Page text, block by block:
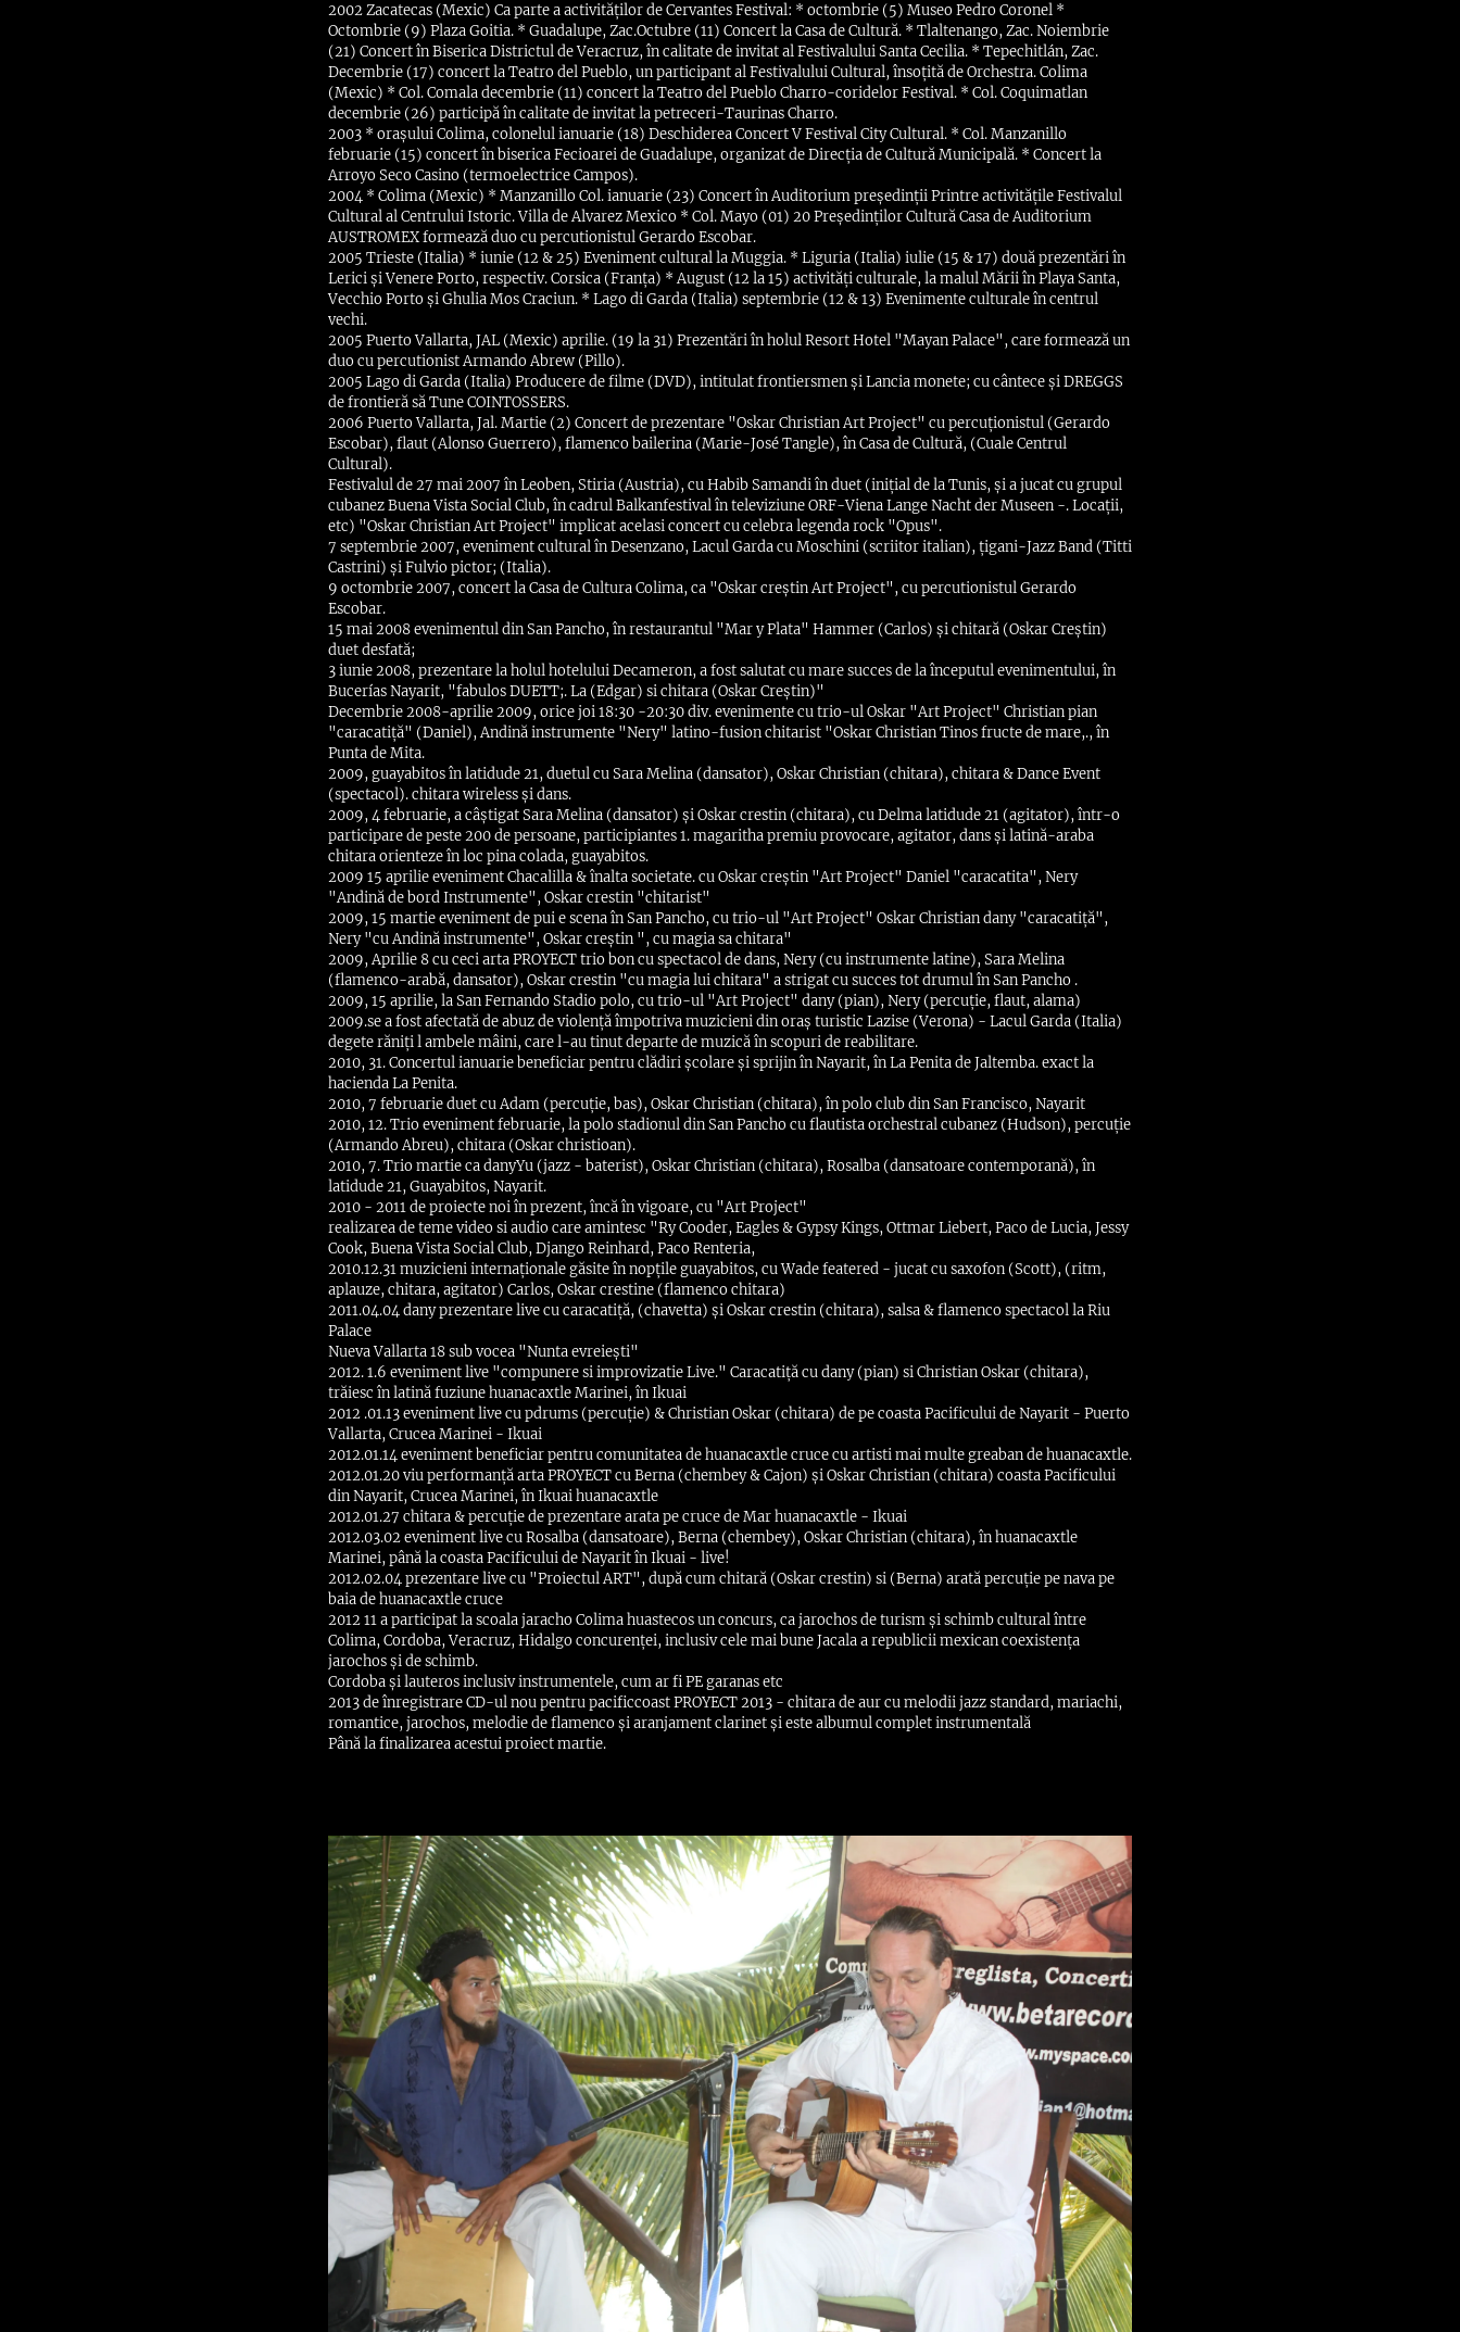
2002 Zacatecas (Mexic) Ca parte a activităților de Cervantes Festival: * octombrie (5) Museo Pedro Coronel *
Octombrie (9) Plaza Goitia. * Guadalupe, Zac.Octubre (11) Concert la Casa de Cultură. * Tlaltenango, Zac. Noiembrie
(21) Concert în Biserica Districtul de Veracruz, în calitate de invitat al Festivalului Santa Cecilia. * Tepechitlán, Zac.
Decembrie (17) concert la Teatro del Pueblo, un participant al Festivalului Cultural, însoțită de Orchestra. Colima
(Mexic) * Col. Comala decembrie (11) concert la Teatro del Pueblo Charro-coridelor Festival. * Col. Coquimatlan
decembrie (26) participă în calitate de invitat la petreceri-Taurinas Charro.
2003 * orașului Colima, colonelul ianuarie (18) Deschiderea Concert V Festival City Cultural. * Col. Manzanillo
februarie (15) concert în biserica Fecioarei de Guadalupe, organizat de Direcția de Cultură Municipală. * Concert la
Arroyo Seco Casino (termoelectrice Campos).
2004 * Colima (Mexic) * Manzanillo Col. ianuarie (23) Concert în Auditorium președinții Printre activitățile Festivalul
Cultural al Centrului Istoric. Villa de Alvarez Mexico * Col. Mayo (01) 20 Președinților Cultură Casa de Auditorium
AUSTROMEX formează duo cu percutionistul Gerardo Escobar.
2005 Trieste (Italia) * iunie (12 & 25) Eveniment cultural la Muggia. * Liguria (Italia) iulie (15 & 17) două prezentări în
Lerici și Venere Porto, respectiv. Corsica (Franța) * August (12 la 15) activități culturale, la malul Mării în Playa Santa,
Vecchio Porto și Ghulia Mos Craciun. * Lago di Garda (Italia) septembrie (12 & 13) Evenimente culturale în centrul
vechi.
2005 Puerto Vallarta, JAL (Mexic) aprilie. (19 la 31) Prezentări în holul Resort Hotel "Mayan Palace", care formează un
duo cu percutionist Armando Abrew (Pillo).
2005 Lago di Garda (Italia) Producere de filme (DVD), intitulat frontiersmen și Lancia monete; cu cântece și DREGGS
de frontieră să Tune COINTOSSERS.
2006 Puerto Vallarta, Jal. Martie (2) Concert de prezentare "Oskar Christian Art Project" cu percuționistul (Gerardo
Escobar), flaut (Alonso Guerrero), flamenco bailerina (Marie-José Tangle), în Casa de Cultură, (Cuale Centrul
Cultural).
Festivalul de 27 mai 2007 în Leoben, Stiria (Austria), cu Habib Samandi în duet (inițial de la Tunis, și a jucat cu grupul
cubanez Buena Vista Social Club, în ​​cadrul Balkanfestival în televiziune ORF-Viena Lange Nacht der Museen -. Locații,
etc) "Oskar Christian Art Project" implicat acelasi concert cu celebra legenda rock "Opus".
7 septembrie 2007, eveniment cultural în Desenzano, Lacul Garda cu Moschini (scriitor italian), țigani-Jazz Band (Titti
Castrini) și Fulvio pictor; (Italia).
9 octombrie 2007, concert la Casa de Cultura Colima, ca "Oskar creștin Art Project", cu percutionistul Gerardo
Escobar.
15 mai 2008 evenimentul din San Pancho, în restaurantul "Mar y Plata" Hammer (Carlos) și chitară (Oskar Creștin)
duet desfată;
3 iunie 2008, prezentare la holul hotelului Decameron, a fost salutat cu mare succes de la începutul evenimentului, în
Bucerías Nayarit, "fabulos DUETT;. La (Edgar) si chitara (Oskar Creștin)"
Decembrie 2008-aprilie 2009, orice joi 18:30 -20:30 div. evenimente cu trio-ul Oskar "Art Project" Christian pian
"caracatiță" (Daniel), Andină instrumente "Nery" latino-fusion chitarist "Oskar Christian Tinos fructe de mare,., în
Punta de Mita.
2009, guayabitos în latidude 21, duetul cu Sara Melina (dansator), Oskar Christian (chitara), chitara & Dance Event
(spectacol). chitara wireless și dans.
2009, 4 februarie, a câștigat Sara Melina (dansator) și Oskar crestin (chitara), cu Delma latidude 21 (agitator), într-o
participare de peste 200 de persoane, participiantes 1. magaritha premiu provocare, agitator, dans și latină-araba
chitara orienteze în loc pina colada, guayabitos.
2009 15 aprilie eveniment Chacalilla & înalta societate. cu Oskar creștin "Art Project" Daniel "caracatita", Nery
"Andină de bord Instrumente", Oskar crestin "chitarist"
2009, 15 martie eveniment de pui e scena în San Pancho, cu trio-ul "Art Project" Oskar Christian dany "caracatiță",
Nery "cu Andină instrumente", Oskar creștin ", cu magia sa chitara"
2009, Aprilie 8 cu ceci arta PROYECT trio bon cu spectacol de dans, Nery (cu instrumente latine), Sara Melina
(flamenco-arabă, dansator), Oskar crestin "cu magia lui chitara" a strigat cu succes tot drumul în San Pancho .
2009, 15 aprilie, la San Fernando Stadio polo, cu trio-ul "Art Project" dany (pian), Nery (percuție, flaut, alama)
2009.se a fost afectată de abuz de violență împotriva muzicieni din oraș turistic Lazise (Verona) - Lacul Garda (Italia)
degete răniți l ambele mâini, care l-au tinut departe de muzică în scopuri de reabilitare.
2010, 31. Concertul ianuarie beneficiar pentru clădiri școlare și sprijin în Nayarit, în La Penita de Jaltemba. exact la
hacienda La Penita.
2010, 7 februarie duet cu Adam (percuție, bas), Oskar Christian (chitara), în polo club din San Francisco, Nayarit
2010, 12. Trio eveniment februarie, la polo stadionul din San Pancho cu flautista orchestral cubanez (Hudson), percuție
(Armando Abreu), chitara (Oskar christioan).
2010, 7. Trio martie ca danyYu (jazz - baterist), Oskar Christian (chitara), Rosalba (dansatoare contemporană), în
latidude 21, Guayabitos, Nayarit.
2010 - 2011 de proiecte noi în prezent, încă în vigoare, cu "Art Project"
realizarea de teme video si audio care amintesc "Ry Cooder, Eagles & Gypsy Kings, Ottmar Liebert, Paco de Lucia, Jessy
Cook, Buena Vista Social Club, Django Reinhard, Paco Renteria,
2010.12.31 muzicieni internaționale găsite în nopțile guayabitos, cu Wade featered - jucat cu saxofon (Scott), (ritm,
aplauze, chitara, agitator) Carlos, Oskar crestine (flamenco chitara)
2011.04.04 dany prezentare live cu caracatiță, (chavetta) și Oskar crestin (chitara), salsa & flamenco spectacol la Riu
Palace
Nueva Vallarta 18 sub vocea "Nunta evreiești"
2012. 1.6 eveniment live "compunere si improvizatie Live." Caracatiță cu dany (pian) si Christian Oskar (chitara),
trăiesc în latină fuziune huanacaxtle Marinei, în Ikuai
2012 .01.13 eveniment live cu pdrums (percuție) & Christian Oskar (chitara) de pe coasta Pacificului de Nayarit - Puerto
Vallarta, Crucea Marinei - Ikuai
2012.01.14 eveniment beneficiar pentru comunitatea de huanacaxtle cruce cu artisti mai multe greaban de huanacaxtle.
2012.01.20 viu performanță arta PROYECT cu Berna (chembey & Cajon) și Oskar Christian (chitara) coasta Pacificului
din Nayarit, Crucea Marinei, în Ikuai huanacaxtle
2012.01.27 chitara & percuție de prezentare arata pe cruce de Mar huanacaxtle - Ikuai
2012.03.02 eveniment live cu Rosalba (dansatoare), Berna (chembey), Oskar Christian (chitara), în huanacaxtle
Marinei, până la coasta Pacificului de Nayarit în Ikuai - live!
2012.02.04 prezentare live cu "Proiectul ART", după cum chitară (Oskar crestin) si (Berna) arată percuție pe nava pe
baia de huanacaxtle cruce
2012 11 a participat la scoala jaracho Colima huastecos un concurs, ca jarochos de turism și schimb cultural între
Colima, Cordoba, Veracruz, Hidalgo concurenței, inclusiv cele mai bune Jacala a republicii mexican coexistența
jarochos și de schimb.
Cordoba și lauteros inclusiv instrumentele, cum ar fi PE garanas etc
2013 de înregistrare CD-ul nou pentru pacificcoast PROYECT 2013 - chitara de aur cu melodii jazz standard, mariachi,
romantice, jarochos, melodie de flamenco și aranjament clarinet și este albumul complet instrumentală
Până la finalizarea acestui proiect martie.